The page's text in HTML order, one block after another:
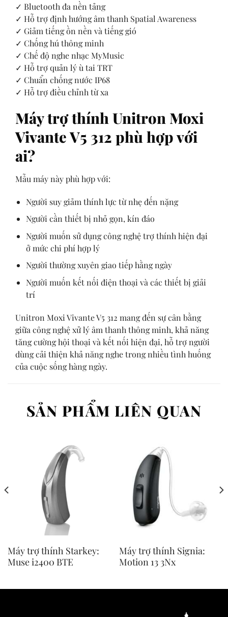
✓ Bluetooth đa nền tảng
✓ Hỗ trợ định hướng âm thanh Spatial Awareness
✓ Giảm tiếng ồn nền và tiếng gió
✓ Chống hú thông minh
✓ Chế độ nghe nhạc MyMusic
✓ Hỗ trợ quản lý ù tai TRT
✓ Chuẩn chống nước IP68
✓ Hỗ trợ điều chỉnh từ xa
Máy trợ thính Unitron Moxi
Vivante V5 312 phù hợp với
ai?
Mẫu máy này phù hợp với:
Người suy giảm thính lực từ nhẹ đến nặng
Người cần thiết bị nhỏ gọn, kín đáo
Người muốn sử dụng công nghệ trợ thính hiện đại
ở mức chi phí hợp lý
Người thường xuyên giao tiếp hằng ngày
Người muốn kết nối điện thoại và các thiết bị giải
trí
Unitron Moxi Vivante V5 312 mang đến sự cân bằng
giữa công nghệ xử lý âm thanh thông minh, khả năng
tăng cường hội thoại và kết nối hiện đại, hỗ trợ người
dùng cải thiện khả năng nghe trong nhiều tình huống
của cuộc sống hàng ngày.
SẢN PHẨM LIÊN QUAN
Máy trợ thính Starkey:
Muse i2400 BTE
Máy trợ thính Signia:
Motion 13 3Nx